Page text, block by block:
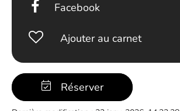
Facebook
Ajouter au carnet
Réserver